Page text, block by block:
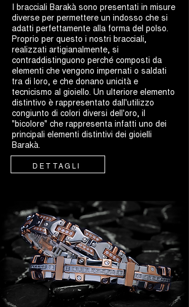
I bracciali Barakà sono presentati in misure
diverse per permettere un indosso che si
adatti perfettamente alla forma del polso.
Proprio per questo i nostri bracciali,
realizzati artigianalmente, si
contraddistinguono perché composti da
elementi che vengono impernati o saldati
tra di loro, e che donano unicità e
tecnicismo al gioiello. Un ulteriore elemento
distintivo è rappresentato dall'utilizzo
congiunto di colori diversi dell'oro, il
"bicolore" che rappresenta infatti uno dei
principali elementi distintivi dei gioielli
Barakà.
DETTAGLI